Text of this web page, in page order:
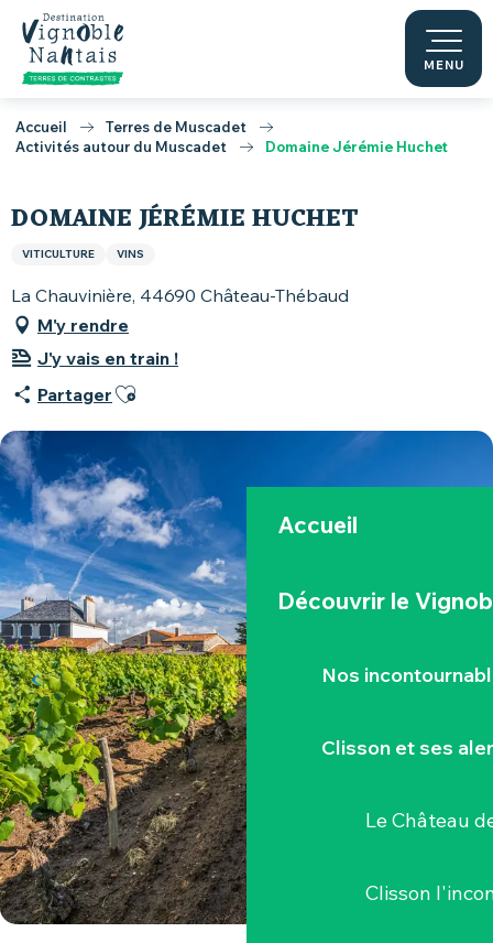
Aller
contenu
principal
MENU
Accueil
Découvrir le
Nos
Clisson et ses
Le Château
Clisson
Accueil
Terres de Muscadet
Activités autour du Muscadet
Domaine Jérémie Huchet
DOMAINE JÉRÉMIE HUCHET
VITICULTURE VINS
La Chauvinière, 44690 Château-Thébaud
M'y rendre
J'y vais en train !
Partager Ajouter aux favoris